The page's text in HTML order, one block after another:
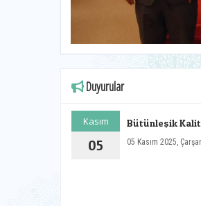
Duyurular
Kasım
05
Bütünleşik
05 Kasım 2025,